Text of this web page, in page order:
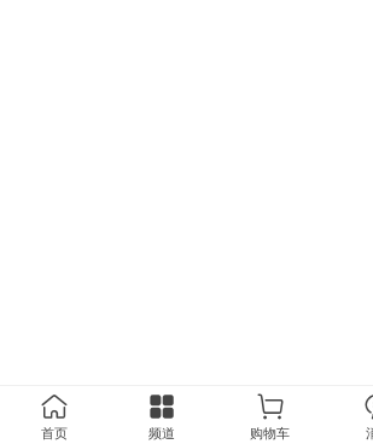
首页 频道 购物车